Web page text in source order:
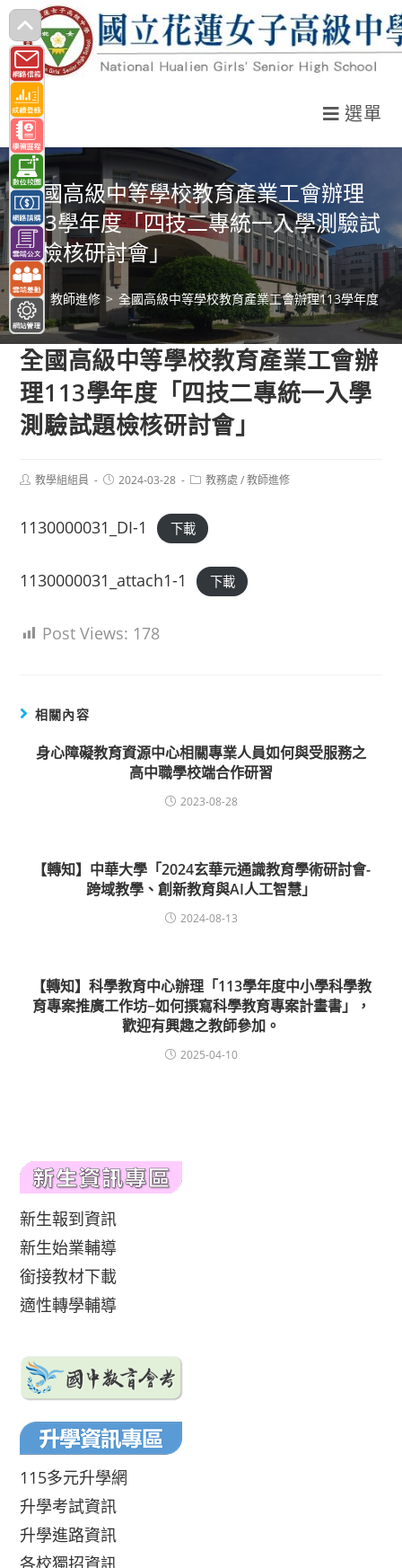
跳
轉
至
主
要
內
容
選單
全國高級中等學校教育產業工會辦理
113學年度「四技二專統一入學測驗試
題檢核研討會」
> 教師進修 > 全國高級中等學校教育產業工會辦理113學年度「
全國高級中等學校教育產業工會辦
理113學年度「四技二專統一入學
測驗試題檢核研討會」
Post教學組組員
Post2024-03-28
Post教務處 / 教師進修
1130000031_DI-1 下載
1130000031_attach1-1 下載
Post Views: 178
相關內容
身心障礙教育資源中心相關專業人員如何與受服務之
高中職學校端合作研習
2023-08-28
【轉知】中華大學「2024玄華元通識教育學術研討會-
跨域教學、創新教育與AI人工智慧」
2024-08-13
【轉知】科學教育中心辦理「113學年度中小學科學教
育專案推廣工作坊−如何撰寫科學教育專案計畫書」，
歡迎有興趣之教師參加。
2025-04-10
新生報到資訊
新生始業輔導
銜接教材下載
適性轉學輔導
115多元升學網
升學考試資訊
升學進路資訊
各校獨招資訊